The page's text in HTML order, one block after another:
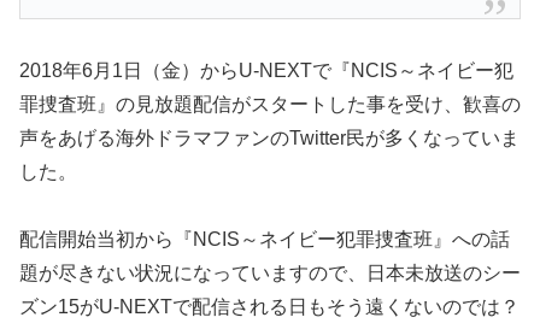
2018年6月1日（金）からU-NEXTで『NCIS～ネイビー犯
罪捜査班』の見放題配信がスタートした事を受け、歓喜の
声をあげる海外ドラマファンのTwitter民が多くなっていま
した。
配信開始当初から『NCIS～ネイビー犯罪捜査班』への話
題が尽きない状況になっていますので、日本未放送のシー
ズン15がU-NEXTで配信される日もそう遠くないのでは？